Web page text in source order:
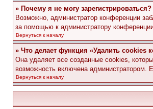
» Почему я не могу зарегистрироваться?
Возможно, администратор конференции
за помощью к администратору
Вернуться к началу
» Что делает функция «Удалить cookies
Она удаляет все созданные cookies,
возможность включена
Вернуться к началу